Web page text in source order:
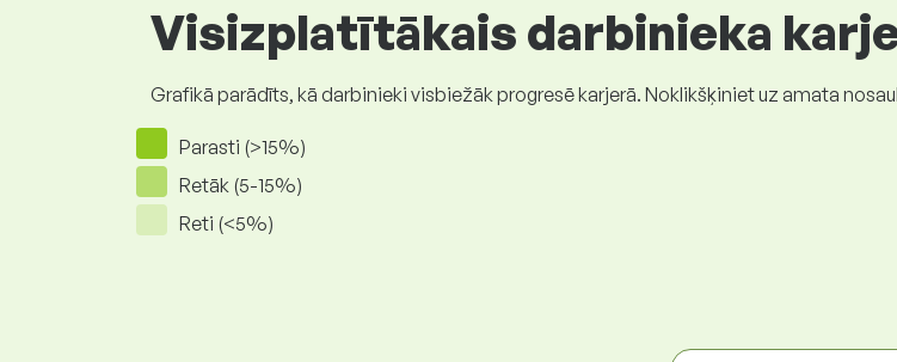
Visizplatītākais darbinieka
Grafikā parādīts, kā darbinieki visbiežāk progresē karjerā. Noklikšķiniet uz amata
Parasti (>15%)
Retāk (5-15%)
Reti (<5%)